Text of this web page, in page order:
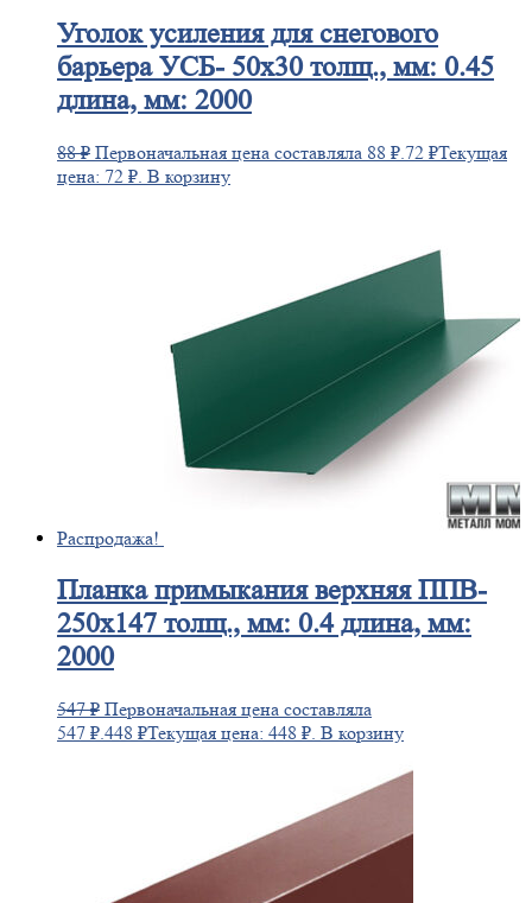
Уголокусиления для снегового
барьера УСБ- 50х30 толщ., мм: 0.45
длина, мм: 2000
88₽ Первоначальная цена составляла 88 ₽.72 ₽Текущая
цена: 72 ₽. В корзину
Распродажа!
Планкапримыкания верхняя ППВ-
250х147 толщ., мм: 0.4 длина, мм:
2000
547₽ Первоначальная цена составляла
547 ₽.448 ₽Текущая цена: 448 ₽. В корзину